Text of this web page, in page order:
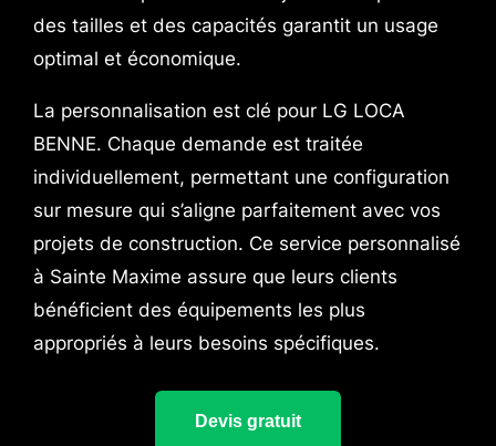
des tailles et des capacités garantit un usage
optimal et économique.
La personnalisation est clé pour LG LOCA
BENNE. Chaque demande est traitée
individuellement, permettant une configuration
sur mesure qui s’aligne parfaitement avec vos
projets de construction. Ce service personnalisé
à Sainte Maxime assure que leurs clients
bénéficient des équipements les plus
appropriés à leurs besoins spécifiques.
Devis gratuit